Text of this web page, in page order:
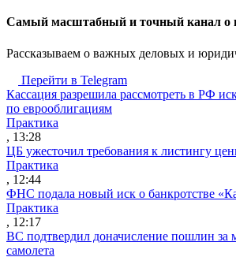
Cамый масштабный и точный канал о
Рассказываем о важных деловых и
Перейти в Telegram
Кассация разрешила рассмотреть в РФ
по еврооблигациям
Практика
, 13:28
ЦБ ужесточил требования к листингу
Практика
, 12:44
ФНС подала новый иск о банкротстве
Практика
, 12:17
ВС подтвердил доначисление пошлин за
самолета